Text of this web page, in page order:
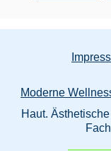
Moderne
Haut.